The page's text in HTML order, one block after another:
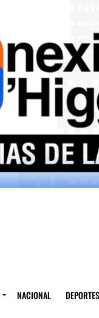
NACIONAL DEPORTES